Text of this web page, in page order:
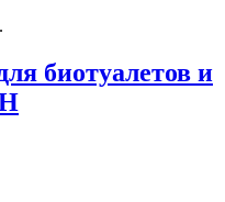
биотуалетов и